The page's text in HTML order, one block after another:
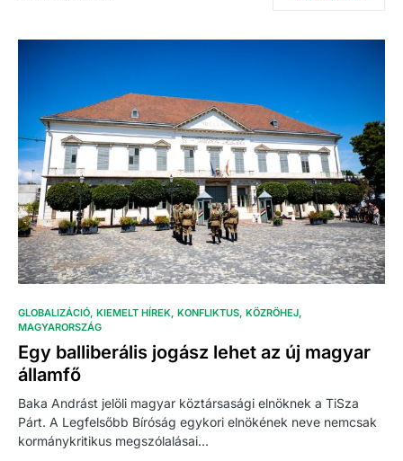
GLOBALIZÁCIÓ KIEMELT HÍREK KONFLIKTUS KÖZRÖHEJ
MAGYARORSZÁG
Egy balliberális jogász lehet az új magyar
államfő
Baka Andrást jelöli magyar köztársasági elnöknek a TiSza
Párt. A Legfelsőbb Bíróság egykori elnökének neve nemcsak
kormánykritikus megszólalásai…